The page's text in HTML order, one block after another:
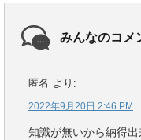
みんなのコメ
匿名 より:
2022年9月20日 2:46 PM
知識が無いから納得